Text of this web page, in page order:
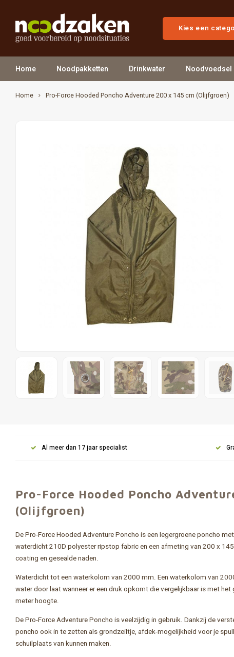
Kies een
Home Noodpakketten Drinkwater Noodvoedsel
Home Pro-Force Hooded Poncho Adventure 200 x 145 cm (Olijfgroen)
Al meer dan 17 jaar specialist
Pro-Force Hooded Poncho
(Olijfgroen)
De Pro-Force Hooded Adventure Poncho is een legergroene poncho
waterdicht 210D polyester ripstop fabric en een afmeting van 200 x
coating en gesealde naden.
Waterdicht tot een waterkolom van 2000 mm. Een waterkolom van
water door laat wanneer er een druk opkomt die vergelijkbaar is met
meter hoogte.
De Pro-Force Adventure Poncho is veelzijdig in gebruik. Dankzij de
poncho ook in te zetten als grondzeiltje, afdek-mogelijkheid voor je
schuilplaats van kunnen maken.